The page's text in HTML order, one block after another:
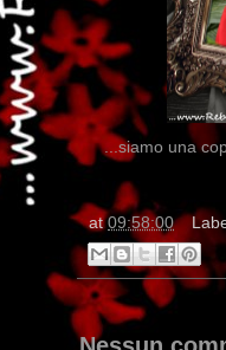
...siamo una
at09:58:00
Nessun